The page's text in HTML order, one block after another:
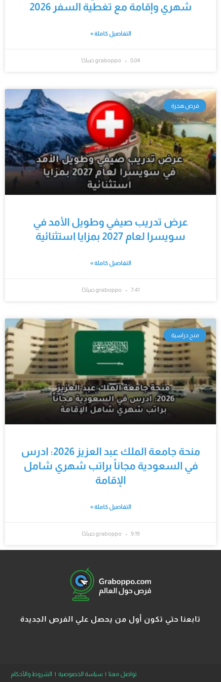
شهري وإقامة مع تغطية السفر 2026
التفاصيل كاملة »
graboppo 8:04 صباحًا
فرص هجرة
عرض تدريب صيفي وطويل الأمد في
سويسرا لعام 2027 بمزايا استثنائية
التفاصيل كاملة »
graboppo 7:41 صباحًا
منح دراسية
منحة جامعة الملك عبد العزيز 2026: ادرس
في السعودية مجاناً براتب شهري شامل
الإقامة
التفاصيل كاملة »
graboppo 9:19 صباحًا
تابعنا حتي تكون أول من يحصل علي الفرص الجديدة
تواصل معنا سياسة الخصوصية الشروط والأحكام